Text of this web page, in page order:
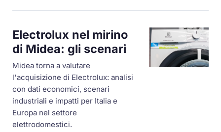
Electrolux nel mirino
di Midea: gli scenari
Midea torna a valutare
l'acquisizione di Electrolux: analisi
con dati economici, scenari
industriali e impatti per Italia e
Europa nel settore
elettrodomestici.